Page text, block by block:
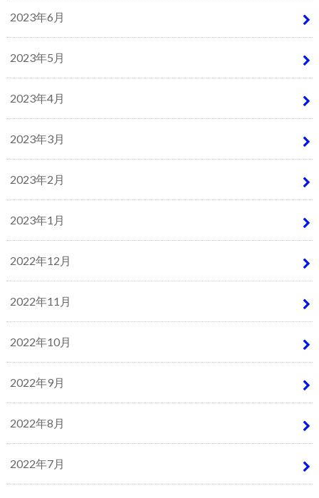
2023年6月
2023年5月
2023年4月
2023年3月
2023年2月
2023年1月
2022年12月
2022年11月
2022年10月
2022年9月
2022年8月
2022年7月